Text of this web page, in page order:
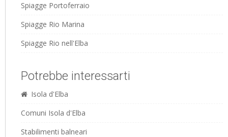
Spiagge Portoferraio
Spiagge Rio Marina
Spiagge Rio nell'Elba
Potrebbe interessarti
Isola d'Elba
Comuni Isola d'Elba
Stabilimenti balneari